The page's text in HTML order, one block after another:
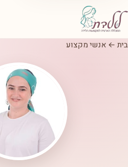
בית ← אנשי מקצוע